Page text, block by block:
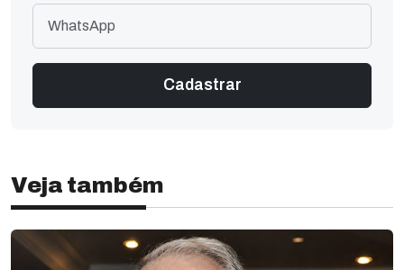
Veja também